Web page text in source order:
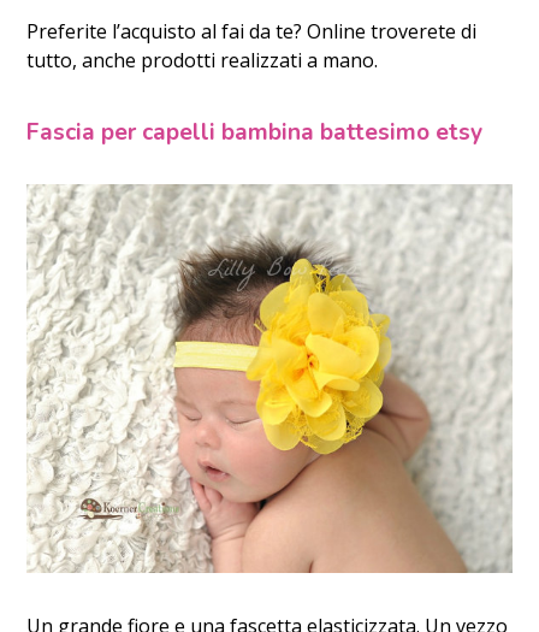
Preferite l’acquisto al fai da te? Online troverete di
tutto, anche prodotti realizzati a mano.
Fascia per capelli bambina battesimo etsy
Un grande fiore e una fascetta elasticizzata. Un vezzo